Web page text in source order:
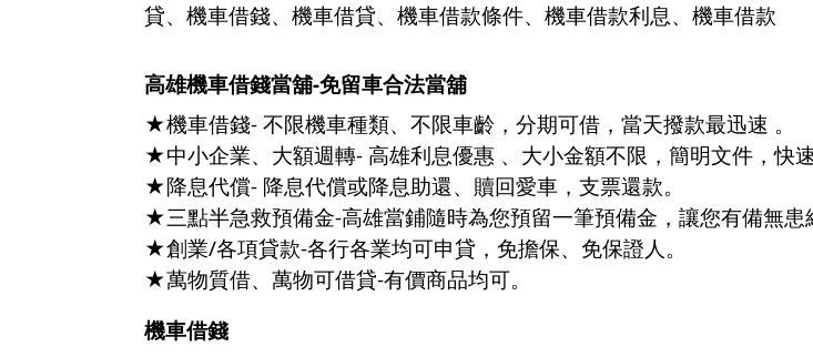
貸、機車借錢、機車借貸、機車借款條件、機車借款利息、機車借款
高雄機車借錢當舖-免留車合法當舖
★機車借錢- 不限機車種類、不限車齡，分期可借，當天撥款最迅速 。
★中小企業、大額週轉- 高雄利息優惠 、大小金額不限，簡明文件，快速
★降息代償- 降息代償或降息助還、贖回愛車，支票還款。
★三點半急救預備金-高雄當鋪隨時為您預留一筆預備金，讓您有備無患
★創業/各項貸款-各行各業均可申貸，免擔保、免保證人。
★萬物質借、萬物可借貸-有價商品均可。
機車借錢